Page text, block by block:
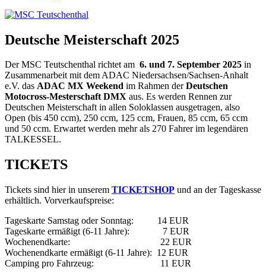
Deutsche Meisterschaft 2025
Der MSC Teutschenthal richtet am 6. und 7. September 2025 in
Zusammenarbeit mit dem ADAC Niedersachsen/Sachsen-Anhalt
e.V. das ADAC MX Weekend im Rahmen derDeutschen
Motocross-Mesterschaft DMX aus. Es werden Rennen zur
Deutschen Meisterschaft in allen Soloklassen ausgetragen, also
Open (bis 450 ccm), 250 ccm, 125 ccm, Frauen, 85 ccm, 65 ccm
und 50 ccm. Erwartet werden mehr als 270 Fahrer im legendären
TALKESSEL.
TICKETS
Tickets sind hier in unserem TICKETSHOP und an der Tageskasse
erhältlich. Vorverkaufspreise:
Tageskarte Samstag oder Sonntag: 14 EUR
Tageskarte ermäßigt (6-11 Jahre): 7 EUR
Wochenendkarte: 22 EUR
Wochenendkarte ermäßigt (6-11 Jahre): 12 EUR
Camping pro Fahrzeug: 11 EUR